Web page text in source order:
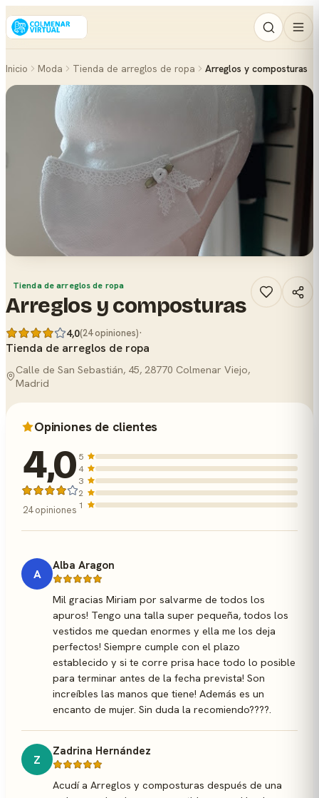
Inicio Moda Tienda de arreglos de ropa Arreglos y composturas
Tienda de arreglos de ropa
Arreglos y composturas
4,0(24 opiniones)·
Tienda de arreglos de ropa
Calle de San Sebastián, 45, 28770 Colmenar Viejo,
Madrid
Opiniones de clientes
4,0
24 opiniones
5
4
3
2
1
A
Alba Aragon
Mil gracias Miriam por salvarme de todos los
apuros! Tengo una talla super pequeña, todos los
vestidos me quedan enormes y ella me los deja
perfectos! Siempre cumple con el plazo
establecido y si te corre prisa hace todo lo posible
para terminar antes de la fecha prevista! Son
increíbles las manos que tiene! Además es un
encanto de mujer. Sin duda la recomiendo????.
Z
Zadrina Hernández
Acudí a Arreglos y composturas después de una